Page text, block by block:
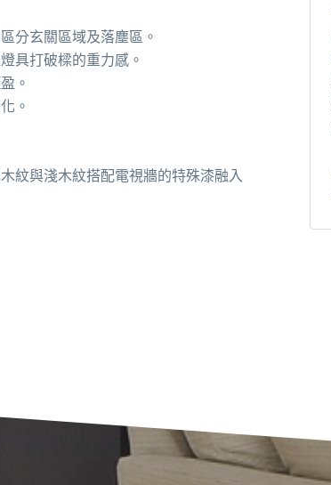
分玄關區域及落塵區。
具打破樑的重力感。
。
。
紋與淺木紋搭配電視牆的特殊漆融入